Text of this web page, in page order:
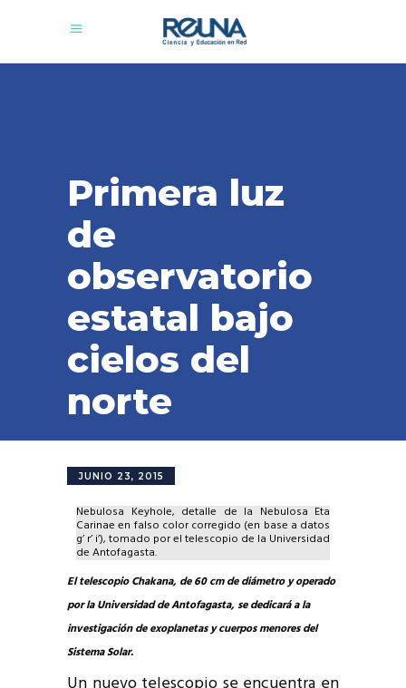
Primera luz
de
observatorio
estatal bajo
cielos del
norte
JUNIO 23, 2015
Nebulosa Keyhole, detalle de la Nebulosa Eta
Carinae en falso color corregido (en base a datos
g’ r’ i’), tomado por el telescopio de la Universidad
de Antofagasta.
El telescopio Chakana, de 60 cm de diámetro y operado
por la Universidad de Antofagasta, se dedicará a la
investigación de exoplanetas y cuerpos menores del
Sistema Solar.